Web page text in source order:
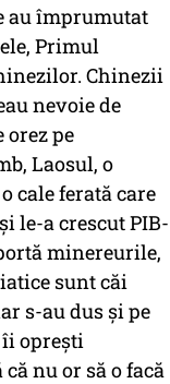
au împrumutat
Primul
Chinezii
nevoie de
pe
Laosul, o
cale ferată care
le-a crescut PIB-
minereurile,
sunt căi
s-au dus și pe
îi oprești
nu or să o facă